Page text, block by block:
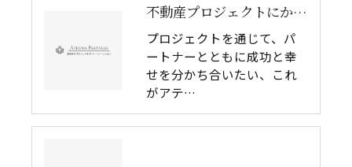
不動産プロジェクトにかけるアテナ・パートナーズ株式会社の思い
プロジェクトを通じて、パ
ートナーとともに成功と幸
せを分かち合いたい、これ
がアテ…